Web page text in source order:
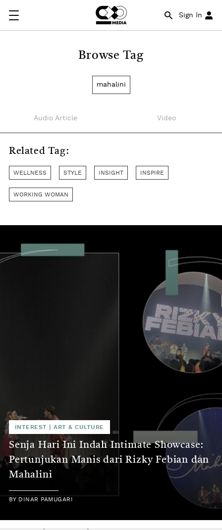
Sign In
Browse Tag
mahalini
Audio Article Video
Related Tag:
WELLNESS STYLE INSIGHT INSPIRE
WORKING WOMAN
INTEREST |ART & CULTURE
Senja Hari Ini Indah Intimate Showcase:
Pertunjukan Manis dari Rizky Febian dan
Mahalini
BY DINAR PAMUGARI